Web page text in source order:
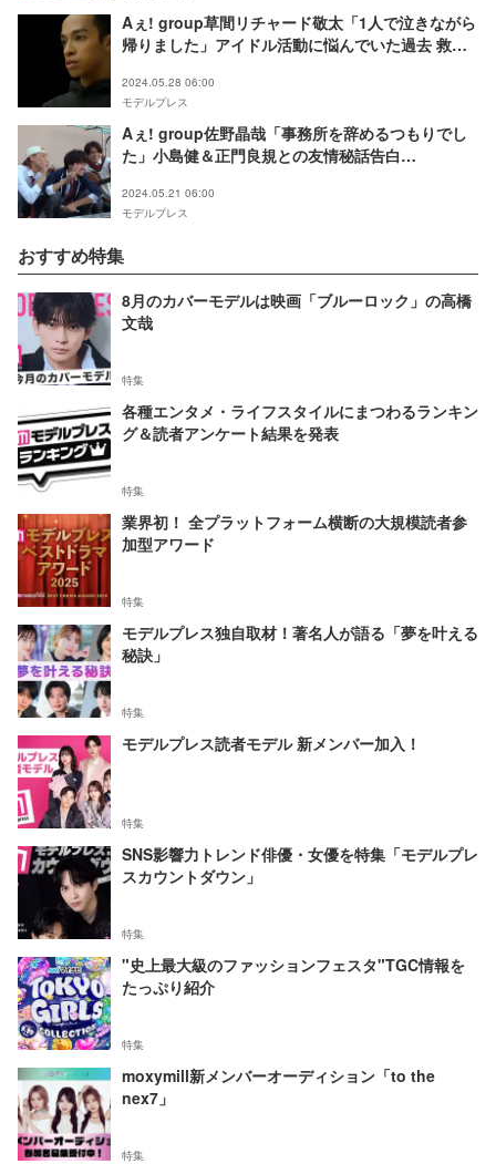
Aぇ! group草間リチャード敬太「1人で泣きながら
帰りました」アイドル活動に悩んでいた過去 救わ
2024.05.28 06:00
モデルプレス
Aぇ! group佐野晶哉「事務所を辞めるつもりでし
た」小島健＆正門良規との友情秘話告白
キ】
2024.05.21 06:00
モデルプレス
おすすめ特集
8月のカバーモデルは映画「ブルーロック」の高橋
文哉
特集
各種エンタメ・ライフスタイルにまつわるランキン
グ＆読者アンケート結果を発表
特集
業界初！ 全プラットフォーム横断の大規模読者参
加型アワード
特集
モデルプレス独自取材！著名人が語る「夢を叶える
秘訣」
特集
モデルプレス読者モデル 新メンバー加入！
特集
SNS影響力トレンド俳優・女優を特集「モデルプレ
スカウントダウン」
特集
"史上最大級のファッションフェスタ"TGC情報を
たっぷり紹介
特集
moxymill新メンバーオーディション「to the
nex7」
特集